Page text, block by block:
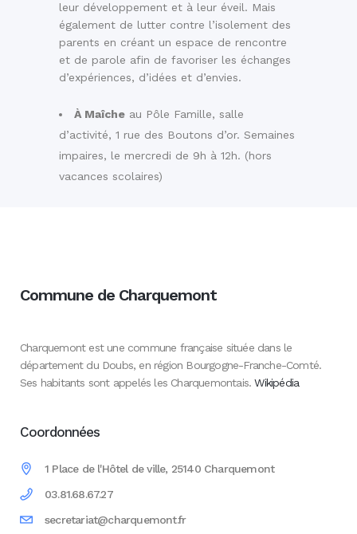
leur développement et à leur éveil. Mais
également de lutter contre l’isolement des
parents en créant un espace de rencontre
et de parole afin de favoriser les échanges
d’expériences, d’idées et d’envies.
À Maîche au Pôle Famille, salle
d’activité, 1 rue des Boutons d’or. Semaines
impaires, le mercredi de 9h à 12h. (hors
vacances scolaires)
Commune de Charquemont
Charquemont est une commune française située dans le
département du Doubs, en région Bourgogne-Franche-Comté.
Ses habitants sont appelés les Charquemontais.Wikipédia
Coordonnées
1 Place de l'Hôtel de ville, 25140 Charquemont
03.81.68.67.27
secretariat@charquemont.fr